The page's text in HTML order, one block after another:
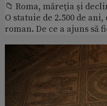
📁 Roma, măreţia şi
O statuie de 2.500 de
roman. De ce a ajuns să